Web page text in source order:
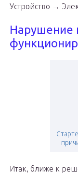
Устройство →
Нарушение
Итак, ближе к